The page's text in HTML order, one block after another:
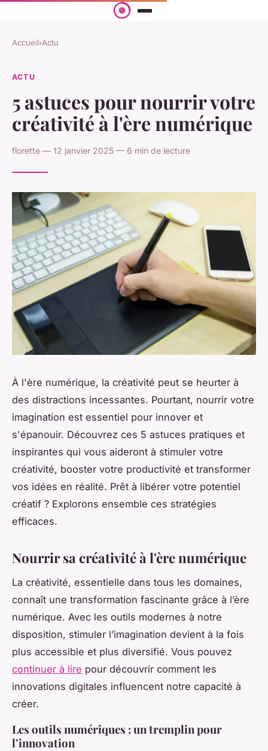
Accueil›Actu
ACTU
5 astuces pour nourrir votre
créativité à l'ère numérique
florette — 12 janvier 2025 — 6 min de lecture
À l'ère numérique, la créativité peut se heurter à
des distractions incessantes. Pourtant, nourrir votre
imagination est essentiel pour innover et
s'épanouir. Découvrez ces 5 astuces pratiques et
inspirantes qui vous aideront à stimuler votre
créativité, booster votre productivité et transformer
vos idées en réalité. Prêt à libérer votre potentiel
créatif ? Explorons ensemble ces stratégies
efficaces.
Nourrir sa créativité à l'ère numérique
La créativité, essentielle dans tous les domaines,
connaît une transformation fascinante grâce à l’ère
numérique. Avec les outils modernes à notre
disposition, stimuler l’imagination devient à la fois
plus accessible et plus diversifié. Vous pouvez
continuer à lire pour découvrir comment les
innovations digitales influencent notre capacité à
créer.
Les outils numériques : un tremplin pour
l’innovation